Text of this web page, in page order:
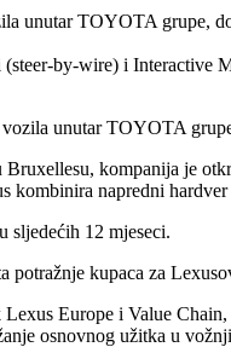
unutar TOYOTA grupe,
by-wire) i Interactive
unutar TOYOTA
kompanija je
napredni
sljedećih 12 mjeseci.
potražnje kupaca za
Europe i Value
osnovnog užitka u